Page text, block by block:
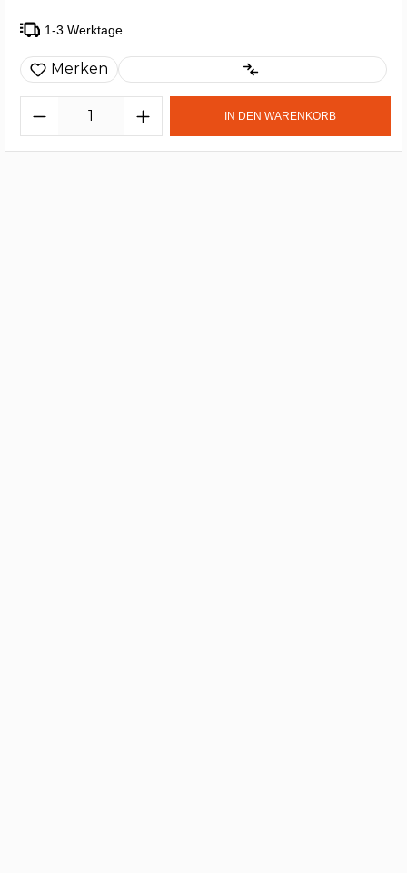
1-3 Werktage
Merken
IN DEN WARENKORB